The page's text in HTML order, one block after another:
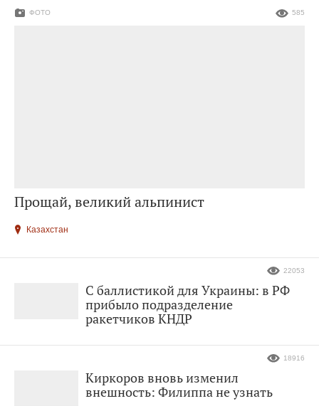
Прощай, великий альпинист
ФОТО 585
Казахстан
С баллистикой для Украины: в РФ
прибыло подразделение
ракетчиков КНДР
22053
Киркоров вновь изменил
внешность: Филиппа не узнать
18916